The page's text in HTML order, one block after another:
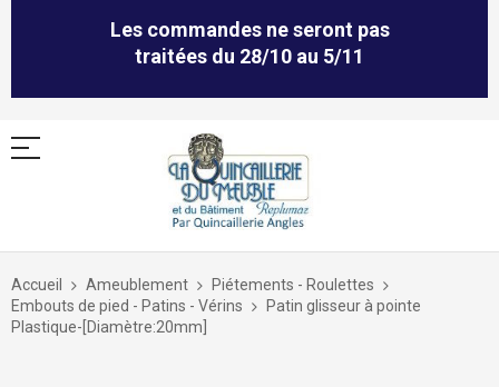
Les commandes ne seront pas
traitées du 28/10 au 5/11
Allez
contenu
Accueil Ameublement
Piétements - Roulettes
Embouts de pied - Patins - Vérins
Patin glisseur à pointe
Plastique-[Diamètre:20mm]